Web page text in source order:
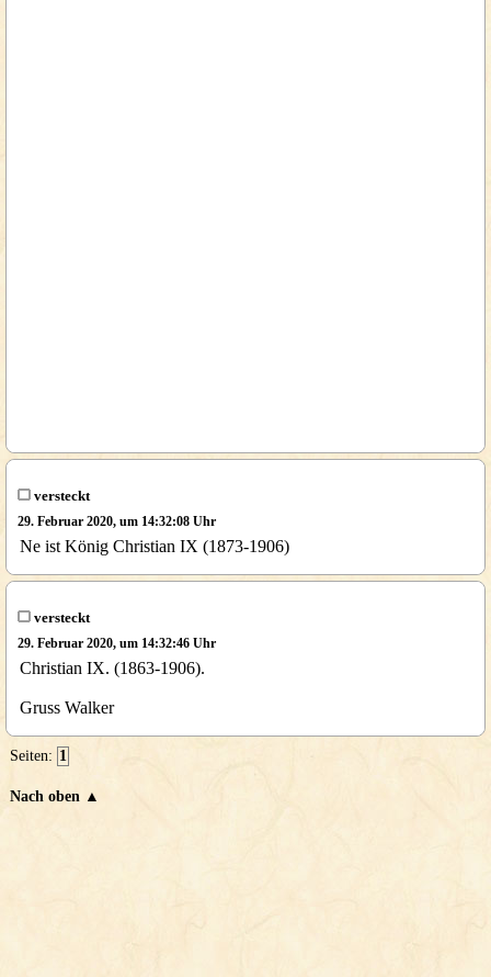
versteckt
29. Februar 2020, um 14:32:08 Uhr
Ne ist König Christian IX (1873-1906)
versteckt
29. Februar 2020, um 14:32:46 Uhr
Christian IX. (1863-1906).
Gruss Walker
Seiten: 1
Nach oben ▲